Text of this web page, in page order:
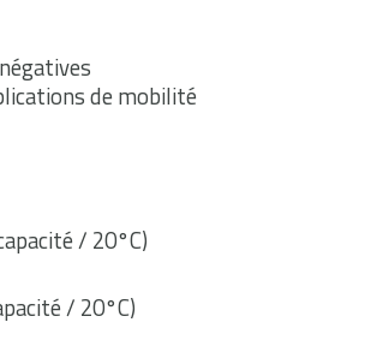
de mobilité
/ 20°C)
/ 20°C)